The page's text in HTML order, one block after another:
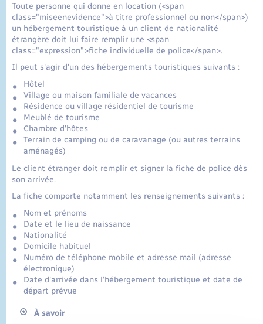
Toute personne qui donne en location (<span
class="miseenevidence">à titre professionnel ou non</span>)
un hébergement touristique à un client de nationalité
étrangère doit lui faire remplir une <span
class="expression">fiche individuelle de police</span>.
Il peut s'agir d'un des hébergements touristiques suivants :
Hôtel
Village ou maison familiale de vacances
Résidence ou village résidentiel de tourisme
Meublé de tourisme
Chambre d'hôtes
Terrain de camping ou de caravanage (ou autres terrains
aménagés)
Le client étranger doit remplir et signer la fiche de police dès
son arrivée.
La fiche comporte notamment les renseignements suivants :
Nom et prénoms
Date et le lieu de naissance
Nationalité
Domicile habituel
Numéro de téléphone mobile et adresse mail (adresse
électronique)
Date d'arrivée dans l’hébergement touristique et date de
départ prévue
À savoir